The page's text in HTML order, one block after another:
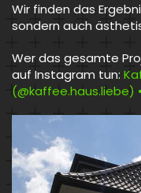
Wir finden das
sondern auch
Wer das gesamte
auf Instagram tun:
(@kaffee.haus.liebe)